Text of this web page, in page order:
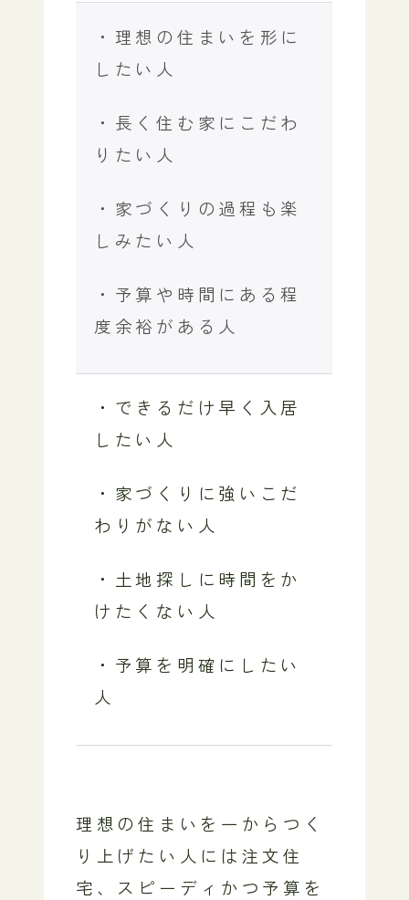
・理想の住まいを形に
したい人
・長く住む家にこだわ
りたい人
・家づくりの過程も楽
しみたい人
・予算や時間にある程
度余裕がある人
・できるだけ早く入居
したい人
・家づくりに強いこだ
わりがない人
・土地探しに時間をか
けたくない人
・予算を明確にしたい
人
理想の住まいを一からつく
り上げたい人には注文住
宅、スピーディかつ予算を